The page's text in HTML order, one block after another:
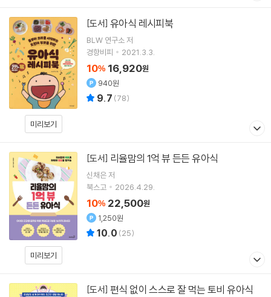
미리보기
[도서] 유아식 레시피북
BLW 연구소 저
경향비피
2021.3.3.
10% 16,920원
940원
9.7 (78)
미리보기
[도서] 리율맘의 1억 뷰 든든 유아식
신채은저
북스고
2026.4.29.
10% 22,500원
1,250원
10.0 (25)
[도서] 편식 없이 스스로 잘 먹는 토비 유아식